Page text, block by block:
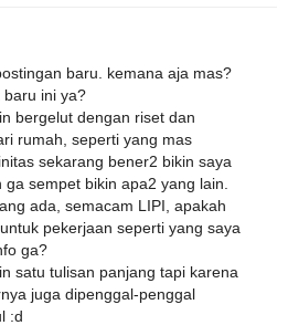
baru. kemana aja mas?
ini ya?
bergelut dengan riset dan
rumah, seperti yang mas
sekarang bener2 bikin saya
sempet bikin apa2 yang lain.
ada, semacam LIPI, apakah
pekerjaan seperti yang saya
ga?
satu tulisan panjang tapi karena
juga dipenggal-penggal
:d